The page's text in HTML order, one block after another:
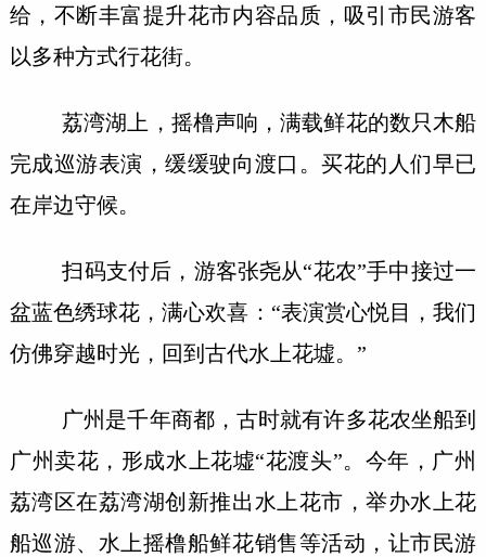
给，不断丰富提升花市内容品质，吸引市民游客
以多种方式行花街。
荔湾湖上，摇橹声响，满载鲜花的数只木船
完成巡游表演，缓缓驶向渡口。买花的人们早已
在岸边守候。
扫码支付后，游客张尧从“花农”手中接过一
盆蓝色绣球花，满心欢喜：“表演赏心悦目，我们
仿佛穿越时光，回到古代水上花墟。”
广州是千年商都，古时就有许多花农坐船到
广州卖花，形成水上花墟“花渡头”。今年，广州
荔湾区在荔湾湖创新推出水上花市，举办水上花
船巡游、水上摇橹船鲜花销售等活动，让市民游